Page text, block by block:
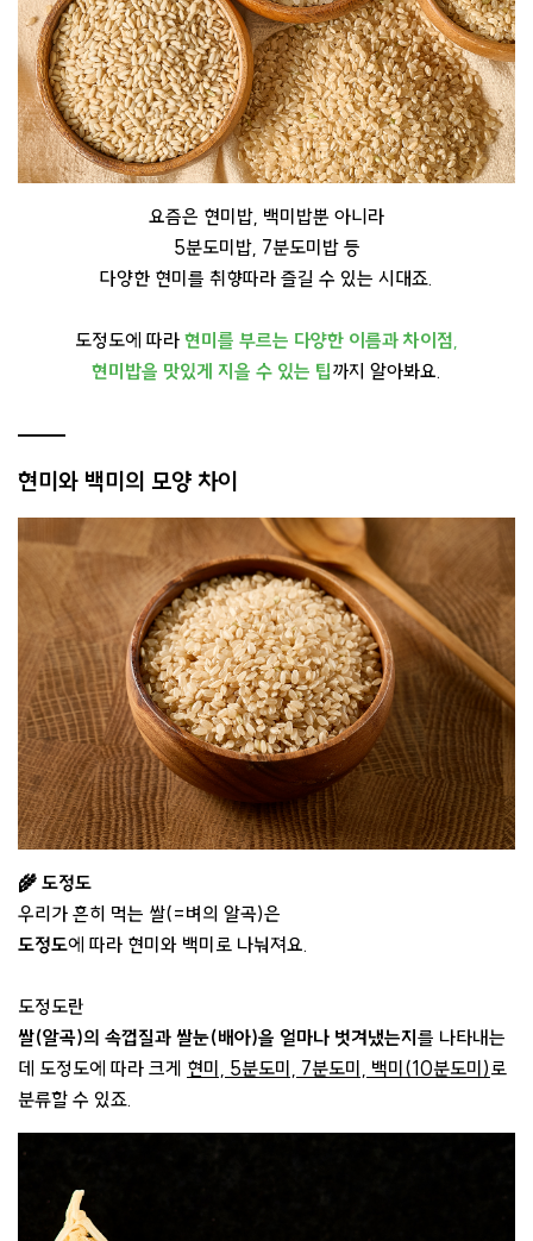
요즘은 현미밥, 백미밥뿐 아니라
5분도미밥, 7분도미밥 등
다양한 현미를 취향따라 즐길 수 있는 시대죠.
도정도에 따라 현미를 부르는 다양한 이름과 차이점,
현미밥을 맛있게 지을 수 있는 팁까지 알아봐요.
현미와 백미의 모양 차이
🌾 도정도
우리가 흔히 먹는 쌀(=벼의 알곡)은
도정도에 따라 현미와 백미로 나눠져요.
도정도란
쌀(알곡)의 속껍질과 쌀눈(배아)을 얼마나 벗겨냈는지를 나타내는
데 도정도에 따라 크게 현미, 5분도미, 7분도미, 백미(10분도미)로
분류할 수 있죠.